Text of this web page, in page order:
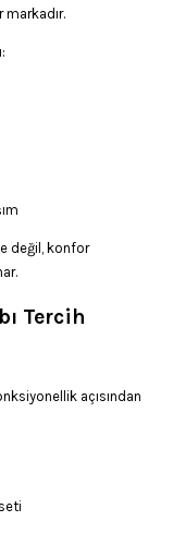
markadır.
değil, konfor
Tercih
açısından